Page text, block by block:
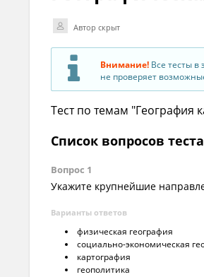
Автор скрыт
Внимание!Все тесты в
не проверяет
Тест по темам "География
Список вопросов теста
Вопрос 1
Укажите крупнейшие
Варианты ответов
физическая география
социально-экономическая
картография
геополитика